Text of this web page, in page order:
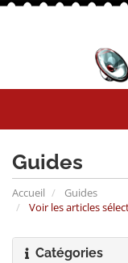
Guides
Accueil
Guides
Voir les articles
Catégories